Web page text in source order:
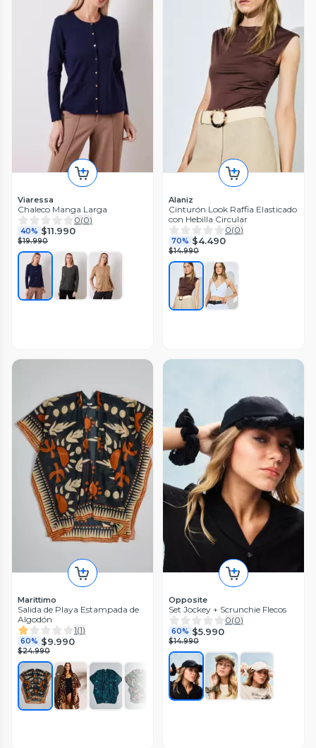
Viaressa
Chaleco Manga Larga
0(0)
40% $11.990
$19.990
Alaniz
Cinturón Look Raffia Elasticado
con Hebilla Circular
0(0)
70% $4.490
$14.990
Marittimo
Salida de Playa Estampada de
Algodón
1(1)
60% $9.990
$24.990
Opposite
Set Jockey + Scrunchie Flecos
0(0)
60% $5.990
$14.990